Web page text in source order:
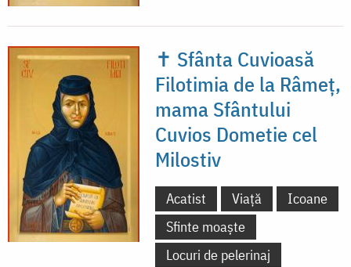
✝ Sfânta Cuvioasă
Filotimia de la Râmeț,
mama Sfântului
Cuvios Dometie cel
Milostiv
Acatist Viață
Icoane
Sfinte moaște
Locuri de pelerinaj